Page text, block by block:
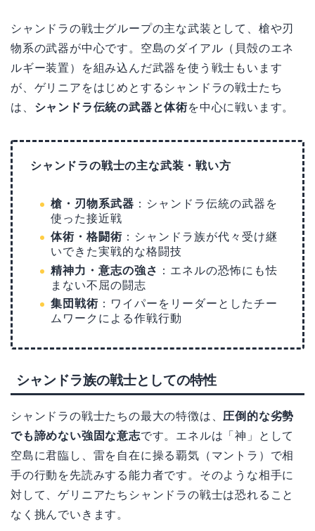
シャンドラの戦士グループの主な武装として、槍や刃
物系の武器が中心です。空島のダイアル（貝殻のエネ
ルギー装置）を組み込んだ武器を使う戦士もいます
が、ゲリニアをはじめとするシャンドラの戦士たち
は、 シャンドラ伝統の武器と体術を中心に戦います。
シャンドラの戦士の主な武装・戦い方
槍・刃物系武器 ：シャンドラ伝統の武器を
使った接近戦
体術・格闘術 ：シャンドラ族が代々受け継
いできた実戦的な格闘技
精神力・意志の強さ ：エネルの恐怖にも怯
まない不屈の闘志
集団戦術 ：ワイパーをリーダーとしたチー
ムワークによる作戦行動
シャンドラ族の戦士としての特性
シャンドラの戦士たちの最大の特徴は、圧倒的な劣勢
でも諦めない強固な意志です。エネルは「神」として
空島に君臨し、雷を自在に操る覇気（マントラ）で相
手の行動を先読みする能力者です。そのような相手に
対して、ゲリニアたちシャンドラの戦士は恐れること
なく挑んでいきます。